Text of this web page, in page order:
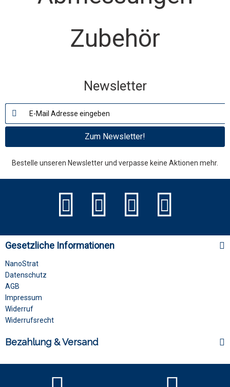
Zubehör
Newsletter
Zum Newsletter!
Bestelle unseren Newsletter und verpasse keine Aktionen mehr.
Gesetzliche Informationen
NanoStrat
Datenschutz
AGB
Impressum
Widerruf
Widerrufsrecht
Bezahlung & Versand